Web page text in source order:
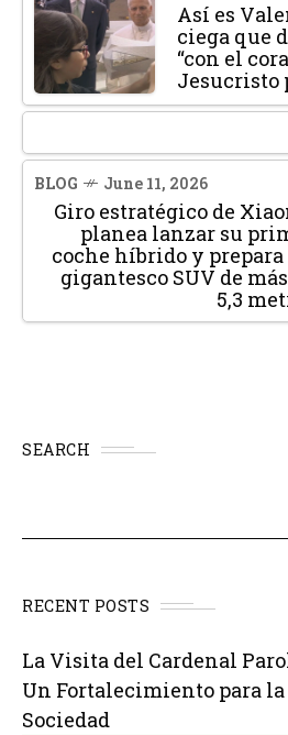
Así es
ciega que
“con el
Jesucristo
BLOG June 11, 2026
Giro estratégico de
planea lanzar su
coche híbrido y
gigantesco SUV de
5,3
SEARCH
RECENT POSTS
La Visita del Cardenal
Un Fortalecimiento para
Sociedad